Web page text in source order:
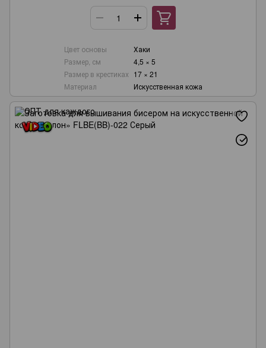
Цвет основы
Хаки
Размер, см
4,5 × 5
Размер в крестиках 17 × 21
Материал
Искусственная кожа